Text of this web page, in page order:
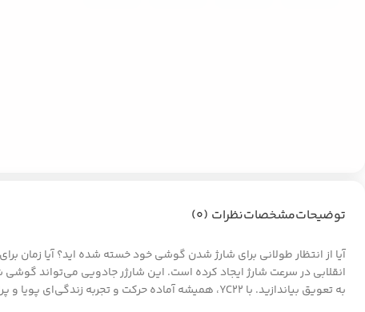
توضیحاتمشخصاتنظرات (0)
به تعویق بیاندازید. با YC22، همیشه آماده حرکت و تجربه زندگی‌ای پویا و پرانرژی باشید.